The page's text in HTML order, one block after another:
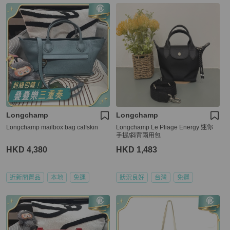
Longchamp
Longchamp mailbox bag calfskin
HKD 4,380
近新閒置品 本地 免運
Longchamp
Longchamp Le Pliage Energy 迷你
手提/斜背兩用包
HKD 1,483
狀況良好 台灣 免運